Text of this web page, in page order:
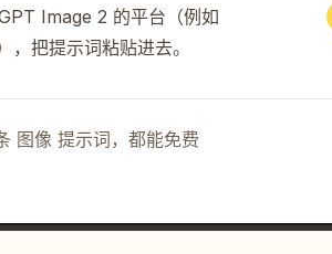
Image 2 的平台（例如
，把提示词粘贴进去。
图像 提示词，都能免费